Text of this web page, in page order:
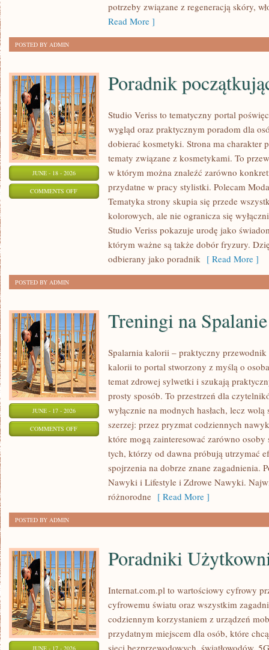
potrzeby związane z regeneracją skóry,
Read More ]
POSTED BY ADMIN
JUNE - 18 - 2026
COMMENTS OFFON
POCZĄTKUJĄCEJ
Poradnik
Studio Veriss to tematyczny portal
wygląd oraz praktycznym poradom dla
dobierać kosmetyki. Strona ma charakter
tematy związane z kosmetykami. To
w którym można znaleźć zarówno
przydatne w pracy stylistki. Polecam
Tematyka strony skupia się przede
kolorowych, ale nie ogranicza się
Studio Veriss pokazuje urodę jako
którym ważne są także dobór fryzury.
odbierany jako poradnik [ Read More ]
POSTED BY ADMIN
JUNE - 17 - 2026
COMMENTS OFFON
Treningi na
Spalarnia kalorii – praktyczny
kalorii to portal stworzony z myślą o
temat zdrowej sylwetki i szukają
prosty sposób. To przestrzeń dla
wyłącznie na modnych hasłach, lecz
szerzej: przez pryzmat codziennych
które mogą zainteresować zarówno
tych, którzy od dawna próbują utrzymać
spojrzenia na dobrze znane zagadnienia.
Nawyki i Lifestyle i Zdrowe Nawyki.
różnorodne [ Read More ]
POSTED BY ADMIN
JUNE - 17 - 2026
Poradniki
Internat.com.pl to wartościowy cyfrowy
cyfrowemu światu oraz wszystkim
codziennym korzystaniem z urządzeń
przydatnym miejscem dla osób, które
sieci bezprzewodowych, światłowodów,